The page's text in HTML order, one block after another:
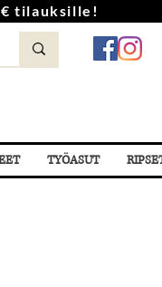
tilauksille!
TYÖASUT